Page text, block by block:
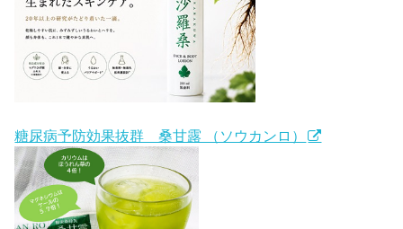
糖尿病予防効果抜群 桑甘露 （ソウカンロ）